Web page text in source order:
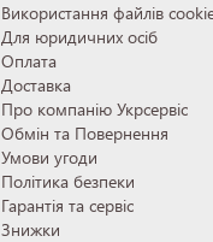
Використання файлів
Для юридичних осіб
Оплата
Доставка
Про компанію Укрсервіс
Обмін та Повернення
Умови угоди
Політика безпеки
Гарантія та сервіс
Знижки